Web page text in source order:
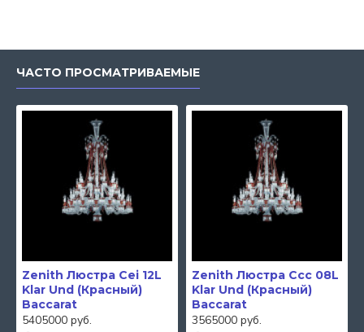
ЧАСТО ПРОСМАТРИВАЕМЫЕ
Zenith Люстра Cei 12L
Klar Und (Красный)
Baccarat
5405000 руб.
Zenith Люстра Ccc 08L
Klar Und (Красный)
Baccarat
3565000 руб.